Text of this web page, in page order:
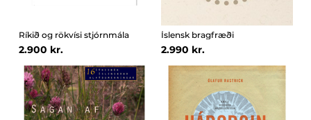
Ríkið og rökvísi stjórnmála
2.900 kr.
Íslensk bragfræði
2.990 kr.